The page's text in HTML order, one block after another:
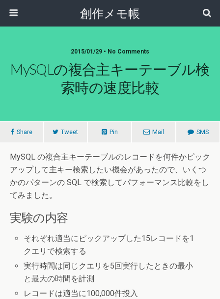
創作メモ帳
2015/01/29 • No Comments
MySQLの複合主キーテーブル検
索時の速度比較
Share Tweet Pin Mail SMS
MySQL の複合主キーテーブルのレコードを何件かピック
アップして主キー検索したい機会があったので、いくつ
かのパターンの SQL で検索してパフォーマンス比較をし
てみました。
実験の内容
それぞれ適当にピックアップした15レコードを1
クエリで検索する
実行時間は同じクエリを5回実行したときの最小
と最大の時間を計測
レコードは適当に100,000件投入